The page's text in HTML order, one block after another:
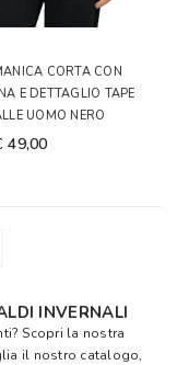
CORTA CON
E DETTAGLIO TAPE
UOMO NERO
49,00
INVERNALI
Scopri la nostra
il nostro catalogo,